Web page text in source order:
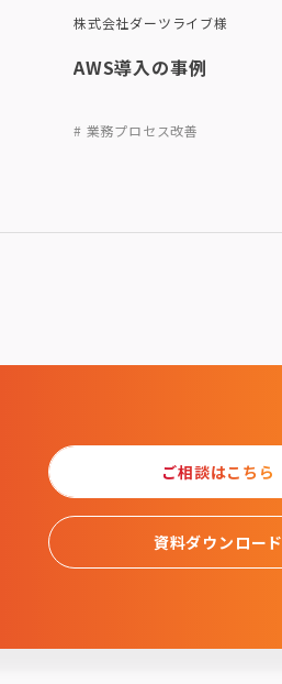
株式会社ダーツライブ様
AWS導入の事例
# 業務プロセス改善
ご相談はこちら
資料ダウンロード